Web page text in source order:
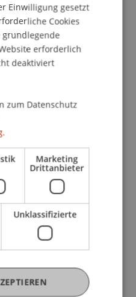
Capital Management
und Risiken
Capital Management
Bergos
und braucht
Partners
Einwilligung gesetzt
Cookies
erforderlich
deaktiviert
zum Datenschutz
Marketing
Drittanbieter
Unklassifizierte